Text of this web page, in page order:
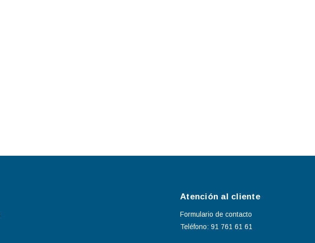
Atención al cliente
Formulario de contacto
Teléfono: 91 761 61 61